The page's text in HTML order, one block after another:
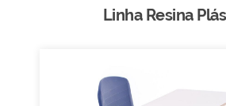
Linha Resina